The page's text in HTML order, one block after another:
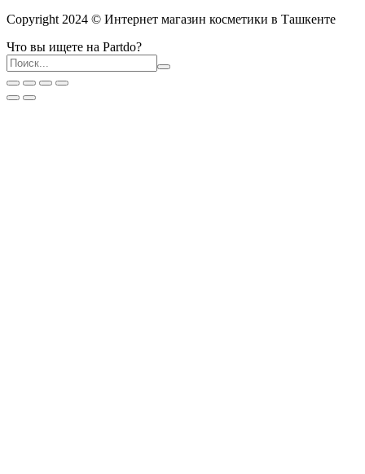
Copyright 2024 © Интернет магазин косметики в Ташкенте
Что вы ищете на Partdo?